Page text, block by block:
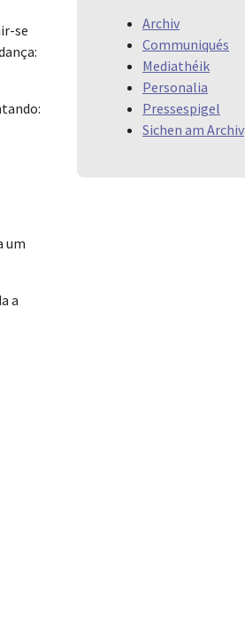
se
um
a
Archiv
Communiqués
Mediathéik
Personalia
Pressespigel
Sichen am Archiv